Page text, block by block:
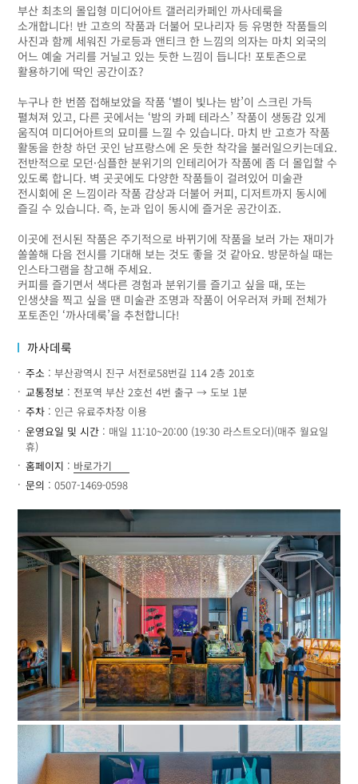
부산 최초의 몰입형 미디어아트 갤러리카페인 까사데룩을
소개합니다! 반 고흐의 작품과 더불어 모나리자 등 유명한 작품들의
사진과 함께 세워진 가로등과 앤티크 한 느낌의 의자는 마치 외국의
어느 예술 거리를 거닐고 있는 듯한 느낌이 듭니다! 포토존으로
활용하기에 딱인 공간이죠?
누구나 한 번쯤 접해보았을 작품 ‘별이 빛나는 밤’이 스크린 가득
펼쳐져 있고, 다른 곳에서는 ‘밤의 카페 테라스’ 작품이 생동감 있게
움직여 미디어아트의 묘미를 느낄 수 있습니다. 마치 반 고흐가 작품
활동을 한창 하던 곳인 남프랑스에 온 듯한 착각을 불러일으키는데요.
전반적으로 모던·심플한 분위기의 인테리어가 작품에 좀 더 몰입할 수
있도록 합니다. 벽 곳곳에도 다양한 작품들이 걸려있어 미술관
전시회에 온 느낌이라 작품 감상과 더불어 커피, 디저트까지 동시에
즐길 수 있습니다. 즉, 눈과 입이 동시에 즐거운 공간이죠.
이곳에 전시된 작품은 주기적으로 바뀌기에 작품을 보러 가는 재미가
쏠쏠해 다음 전시를 기대해 보는 것도 좋을 것 같아요. 방문하실 때는
인스타그램을 참고해 주세요.
커피를 즐기면서 색다른 경험과 분위기를 즐기고 싶을 때, 또는
인생샷을 찍고 싶을 땐 미술관 조명과 작품이 어우러져 카페 전체가
포토존인 ‘까사데룩’을 추천합니다!
까사데룩
주소 : 부산광역시 진구 서전로58번길 114 2층 201호
교통정보 : 전포역 부산 2호선 4번 출구 → 도보 1분
주차 : 인근 유료주차장 이용
운영요일 및 시간 : 매일 11:10~20:00 (19:30 라스트오더)(매주 월요일
휴)
홈페이지 : 바로가기
문의 : 0507-1469-0598